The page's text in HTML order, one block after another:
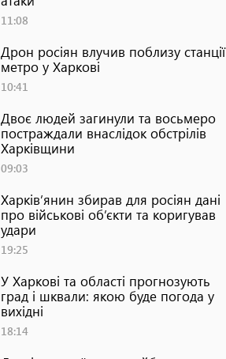
11:08
Дрон росіян влучив поблизу станції
метро у Харкові
10:41
Двоє людей загинули та восьмеро
постраждали внаслідок обстрілів
Харківщини
09:03
Харків’янин збирав для росіян дані
про військові об’єкти та коригував
удари
19:25
У Харкові та області прогнозують
град і шквали: якою буде погода у
вихідні
18:14